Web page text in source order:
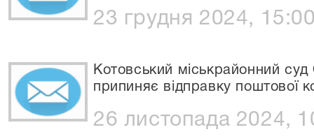
23 грудня 2024,
Котовський міськрайонний
припиняє відправку поштової
26 листопада 2024,